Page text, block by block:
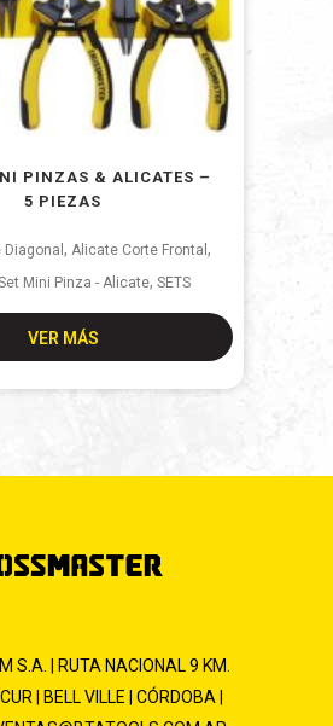
PINZAS & ALICATES –
5 PIEZAS
, Alicate Corte Frontal ,
Mini Pinza - Alicate, SETS
VER MÁS
S.A. | RUTA NACIONAL 9 KM.
| BELL VILLE | CÓRDOBA |